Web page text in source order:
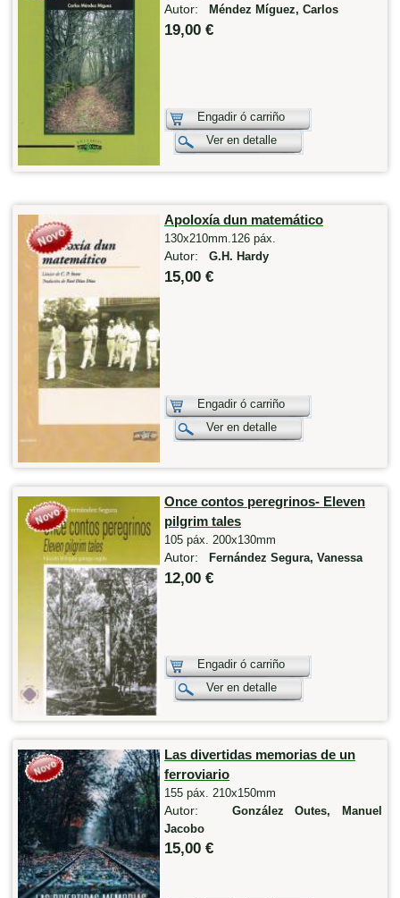
Autor: Méndez Míguez, Carlos
19,00 €
Engadir ó carriño
Ver en detalle
Apoloxía dun matemático
130x210mm.126 páx.
Autor: G.H. Hardy
15,00 €
Engadir ó carriño
Ver en detalle
Once contos peregrinos- Eleven
pilgrim tales
105 páx. 200x130mm
Autor: Fernández Segura, Vanessa
12,00 €
Engadir ó carriño
Ver en detalle
Las divertidas memorias de un
ferroviario
155 páx. 210x150mm
Autor: González Outes, Manuel
Jacobo
15,00 €